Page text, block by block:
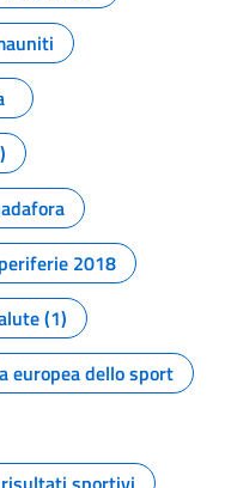
2018
(1)
europea dello sport